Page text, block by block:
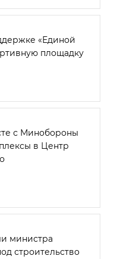
«Единой
площадку
с Минобороны
в Центр
министра
строительство